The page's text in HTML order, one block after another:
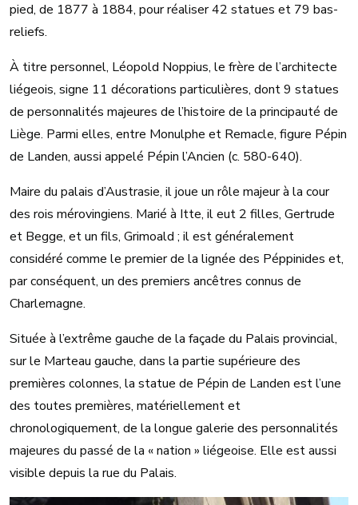
pied, de 1877 à 1884, pour réaliser 42 statues et 79 bas-
reliefs.
À titre personnel, Léopold Noppius, le frère de l’architecte
liégeois, signe 11 décorations particulières, dont 9 statues
de personnalités majeures de l’histoire de la principauté de
Liège. Parmi elles, entre Monulphe et Remacle, figure Pépin
de Landen, aussi appelé Pépin l’Ancien (c. 580-640).
Maire du palais d’Austrasie, il joue un rôle majeur à la cour
des rois mérovingiens. Marié à Itte, il eut 2 filles, Gertrude
et Begge, et un fils, Grimoald ; il est généralement
considéré comme le premier de la lignée des Péppinides et,
par conséquent, un des premiers ancêtres connus de
Charlemagne.
Située à l’extrême gauche de la façade du Palais provincial,
sur le Marteau gauche, dans la partie supérieure des
premières colonnes, la statue de Pépin de Landen est l’une
des toutes premières, matériellement et
chronologiquement, de la longue galerie des personnalités
majeures du passé de la « nation » liégeoise. Elle est aussi
visible depuis la rue du Palais.